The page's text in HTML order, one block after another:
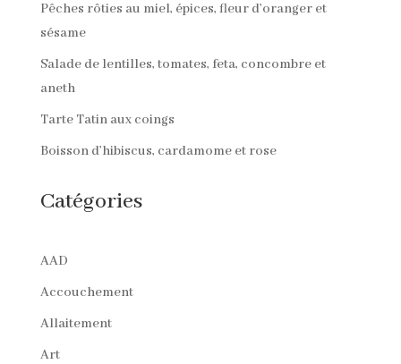
Pêches rôties au miel, épices, fleur d’oranger et
sésame
Salade de lentilles, tomates, feta, concombre et
aneth
Tarte Tatin aux coings
Boisson d’hibiscus, cardamome et rose
Catégories
AAD
Accouchement
Allaitement
Art